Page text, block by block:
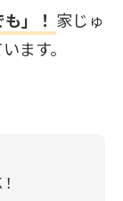
」！ 家じゅ
ます。